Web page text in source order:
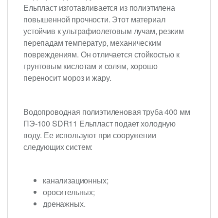
Ельпласт изготавливается из полиэтилена
повышенной прочности. Этот материал
устойчив к ультрафиолетовым лучам, резким
перепадам температур, механическим
повреждениям. Он отличается стойкостью к
грунтовым кислотам и солям, хорошо
переносит мороз и жару.
Водопроводная полиэтиленовая труба 400 мм
ПЭ-100 SDR11 Ельпласт подает холодную
воду. Ее используют при сооружении
следующих систем:
канализационных;
оросительных;
дренажных.